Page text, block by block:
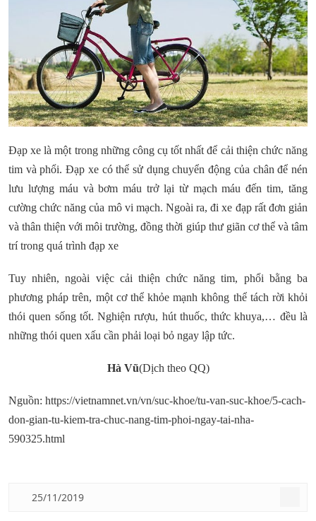
Đạp xe là một trong những công cụ tốt nhất để cải thiện chức năng
tim và phổi. Đạp xe có thể sử dụng chuyển động của chân để nén
lưu lượng máu và bơm máu trở lại từ mạch máu đến tim, tăng
cường chức năng của mô vi mạch. Ngoài ra, đi xe đạp rất đơn giản
và thân thiện với môi trường, đồng thời giúp thư giãn cơ thể và tâm
trí trong quá trình đạp xe
Tuy nhiên, ngoài việc cải thiện chức năng tim, phổi bằng ba
phương pháp trên, một cơ thể khỏe mạnh không thể tách rời khỏi
thói quen sống tốt. Nghiện rượu, hút thuốc, thức khuya,… đều là
những thói quen xấu cần phải loại bỏ ngay lập tức.
Hà Vũ(Dịch theo QQ)
Nguồn: https://vietnamnet.vn/vn/suc-khoe/tu-van-suc-khoe/5-cach-
don-gian-tu-kiem-tra-chuc-nang-tim-phoi-ngay-tai-nha-
590325.html
25/11/2019